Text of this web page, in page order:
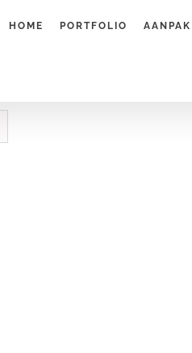
HOME PORTFOLIO AANPAK